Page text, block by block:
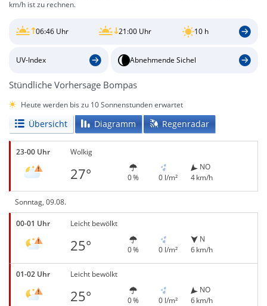
km/h ist zu rechnen.
06:46 Uhr 21:00 Uhr 10 h
UV-Index Abnehmende Sichel
Stündliche Vorhersage Bompas
Heute werden bis zu 10 Sonnenstunden erwartet
Übersicht Diagramm Regenradar
23-00 Uhr Wolkig
27° 0 % 0 l/m²
NO
4 km/h
Sonntag, 09.08.
00-01 Uhr Leicht bewölkt
25° 0 % 0 l/m²
N
6 km/h
01-02 Uhr Leicht bewölkt
25° 0 % 0 l/m²
NO
6 km/h